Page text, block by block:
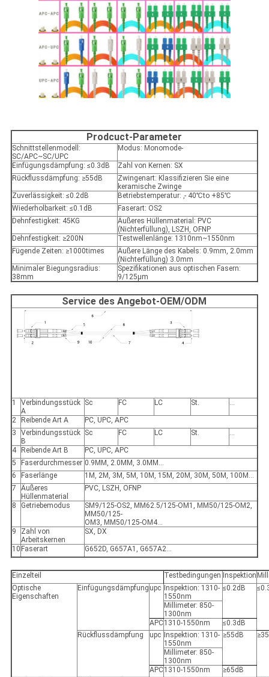
Prodcuct-Parameter
Schnittstellenmodell:
SC/APC~SC/UPC
Modus: Monomode-
Einfügungsdämpfung: ≤0.3dB
Zahl von Kernen: SX
Rückflussdämpfung: ≥55dB
Zwingenart: Klassifizieren Sie eine
keramische Zwinge
Zuverlässigkeit: ≤0.2dB
Betriebstemperatur: ‚- 40℃to +85℃
Wiederholbarkeit: ≤0.1dB
Faserart: OS2
Dehnfestigkeit: 45KG
Äußeres Hüllenmaterial: PVC
(Nichterfüllung), LSZH, OFNP
Dehnfestigkeit: ≥200N
Testwellenlänge: 1310nm~1550nm
Fügende Zeiten: ≥1000times
Äußere Länge des Kabels: 0.9mm, 2.0mm
(Nichterfüllung) 3.0mm
Minimaler Biegungsradius:
38mm
Spezifikationen aus optischen Fasern:
9/125µm
Service des Angebot-OEM/ODM
1
Verbindungsstück
A
Sc FC LC St. …
2 Reibende Art A
PC, UPC, APC
3
Verbindungsstück
B
Sc FC LC St. …
4 Reibende Art B
PC, UPC, APC
5
Faserdurchmesser 0.9MM, 2.0MM, 3.0MM…
6
Faserlänge
1M, 2M, 3M, 5M, 10M, 15M, 20M, 30M, 50M, 100M…
7
Äußeres
Hüllenmaterial
PVC, LSZH, OFNP
8 Getriebemodus
SM9/125-OS2, MM62.5/125-OM1, MM50/125-OM2,
MM50/125-
OM3, MM50/125-OM4…
9
Zahl von
Arbeitskernen
SX, DX
10 Faserart G652D, G657A1, G657A2…
Einzelteil Testbedingungen Inspektion
Optische
Eigenschaften
Einfügungsdämpfung upc
Inspektion: 1310-
1550nm
≤0.2dB
Millimeter: 850-
1300nm
APC1310-1550nm
≤0.3dB
Rückflussdämpfung
upc
Inspektion: 1310-
1550nm
≥55dB
Millimeter: 850-
1300nm
APC1310-1550nm
≥65dB